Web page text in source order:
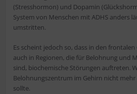
(Stresshormon) und Dopamin
System von Menschen mit ADHS anders
umstritten.
Es scheint jedoch so, dass in den
auch in Regionen, die für Belohnung und
sind, biochemische Störungen auftreten.
Belohnungszentrum im Gehirn nicht
sollte.